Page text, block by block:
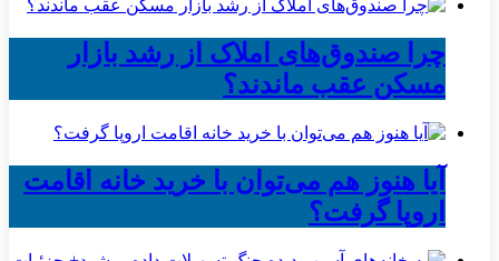
چرا صندوق‌های املاک از رشد بازار
مسکن عقب ماندند؟
آیا هنوز هم می‌توان با خرید خانه اقامت
اروپا گرفت؟